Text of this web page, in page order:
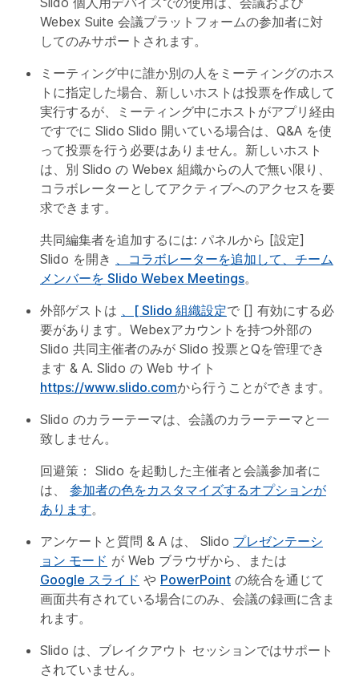
Webex Suite 会議プラットフォームの参加者に対
してのみサポートされます。
ミーティング中に誰か別の人をミーティングのホス
トに指定した場合、新しいホストは投票を作成して
実行するが、ミーティング中にホストがアプリ経由
ですでに Slido Slido 開いている場合は、Q&A を使
って投票を行う必要はありません。新しいホスト
は、別 Slido の Webex 組織からの人で無い限り、
コラボレーターとしてアクティブへのアクセスを要
求できます。
共同編集者を追加するには: パネルから [設定]
Slido を開き 、コラボレーターを追加して、チーム
メンバーを Slido Webex Meetings。
外部ゲストは 、[ Slido 組織設定で [] 有効にする必
要があります。Webexアカウントを持つ外部の
Slido 共同主催者のみが Slido 投票とQを管理でき
ます & A. Slido の Web サイト
https://www.slido.comから行うことができます。
Slido のカラーテーマは、会議のカラーテーマと一
致しません。
回避策： Slido を起動した主催者と会議参加者に
は、 参加者の色をカスタマイズするオプションが
あります。
アンケートと質問 & A は、 Slido プレゼンテーシ
ョン モード が Web ブラウザから、または
Google スライド や PowerPoint の統合を通じて
画面共有されている場合にのみ、会議の録画に含ま
れます。
Slido は、ブレイクアウト セッションではサポート
されていません。